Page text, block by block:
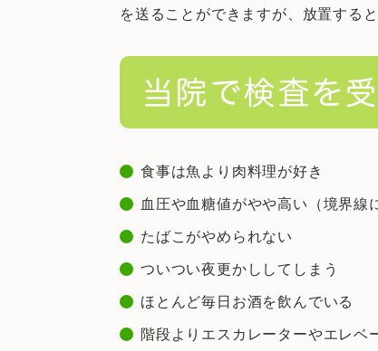
を送ることができますが、放置する
当院で検査を
食事は魚より肉料理が好き
血圧や血糖値がやや高い（境界線
たばこがやめられない
ついつい夜更かししてしまう
ほとんど毎日お酒を飲んでいる
階段よりエスカレーターやエレベ